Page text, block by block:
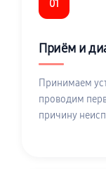
01
Приём и
Принимаем
проводим
причину